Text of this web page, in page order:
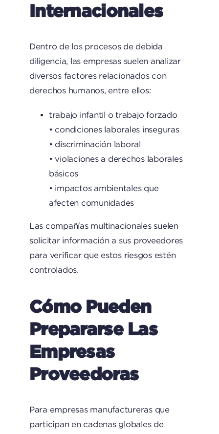
Internacionales
Dentro de los procesos de debida
diligencia, las empresas suelen analizar
diversos factores relacionados con
derechos humanos, entre ellos:
trabajo infantil o trabajo forzado
• condiciones laborales inseguras
• discriminación laboral
• violaciones a derechos laborales
básicos
• impactos ambientales que
afecten comunidades
Las compañías multinacionales suelen
solicitar información a sus proveedores
para verificar que estos riesgos estén
controlados.
Cómo Pueden
Prepararse Las
Empresas
Proveedoras
Para empresas manufactureras que
participan en cadenas globales de